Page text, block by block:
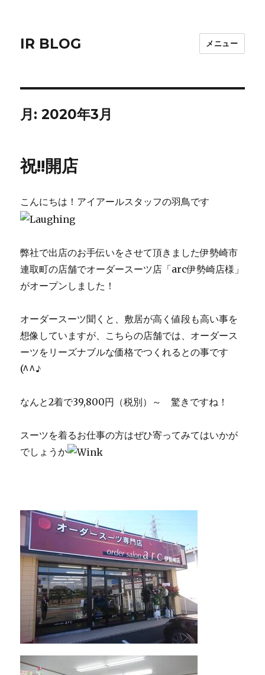
IR BLOG メニュー
月:2020年3月
祝!!開店
こんにちは！アイアールスタッフの羽鳥です
弊社で出店のお手伝いをさせて頂きました伊勢崎市
連取町の店舗でオーダースーツ店「arc伊勢崎店様」
がオープンしました！
オーダースーツ聞くと、敷居が高く値段も高い事を
想像していますが、こちらの店舗では、オーダース
ーツをリーズナブルな価格でつくれるとの事です
(^^♪
なんと2着で39,800円（税別）～ 驚きですね！
スーツを着るお仕事の方はぜひ寄ってみてはいかが
でしょうか